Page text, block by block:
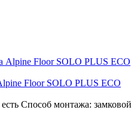
Floor SOLO PLUS ЕСО
есть Способ монтажа: замковой